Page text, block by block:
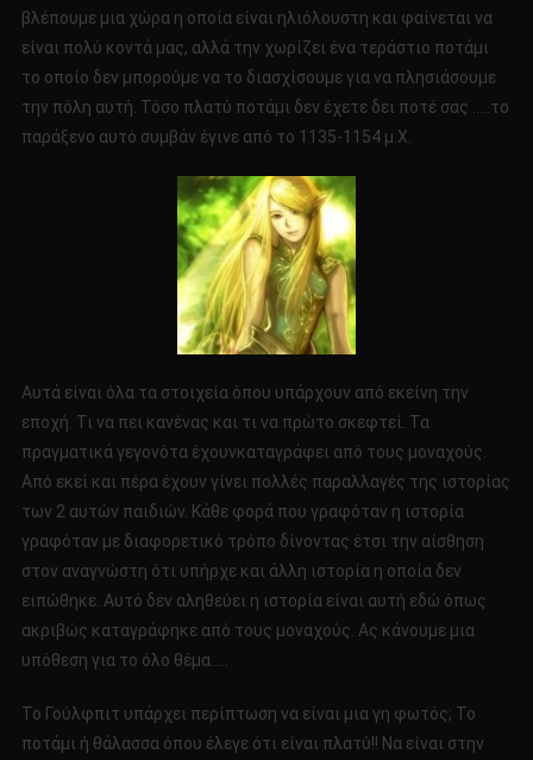
βλέπουμε μια χώρα η οποία είναι ηλιόλουστη και φαίνεται να
είναι πολύ κοντά μας, αλλά την χωρίζει ένα τεράστιο ποτάμι
το οποίο δεν μπορούμε να το διασχίσουμε για να πλησιάσουμε
την πόλη αυτή. Τόσο πλατύ ποτάμι δεν έχετε δει ποτέ σας …..το
παράξενο αυτό συμβάν έγινε από το 1135-1154 μ.Χ.
Αυτά είναι όλα τα στοιχεία όπου υπάρχουν από εκείνη την
εποχή. Τι να πει κανένας και τι να πρώτο σκεφτεί. Τα
πραγματικά γεγονότα έχουνκαταγράφει από τους μοναχούς.
Από εκεί και πέρα έχουν γίνει πολλές παραλλαγές της ιστορίας
των 2 αυτών παιδιών. Κάθε φορά που γραφόταν η ιστορία
γραφόταν με διαφορετικό τρόπο δίνοντας έτσι την αίσθηση
στον αναγνώστη ότι υπήρχε και άλλη ιστορία η οποία δεν
ειπώθηκε. Αυτό δεν αληθεύει η ιστορία είναι αυτή εδώ όπως
ακριβώς καταγράφηκε από τους μοναχούς. Ας κάνουμε μια
υπόθεση για το όλο θέμα…..
Το Γούλφπιτ υπάρχει περίπτωση να είναι μια γη φωτός; Το
ποτάμι ή θάλασσα όπου έλεγε ότι είναι πλατύ!! Να είναι στην